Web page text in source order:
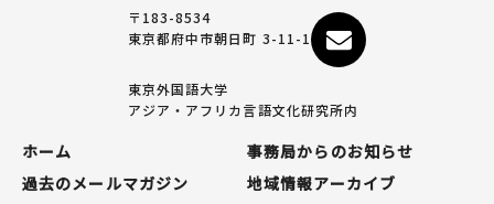
〒183-8534
東京都府中市朝日町 3-11-1
東京外国語大学
アジア・アフリカ言語文化研究所内
ホーム
事務局からのお知らせ
過去のメールマガジン
地域情報アーカイブ